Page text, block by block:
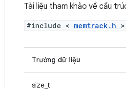
Tài liệu tham khảo về cấu
#include < memtrack.h >
Trường dữ liệu
size_t